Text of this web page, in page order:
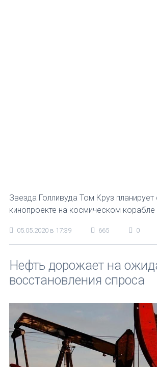
Звезда Голливуда Том Круз планирует
кинопроекте на космическом
05.05.2020 в 17:39 665 0
Нефть дорожает на
восстановления спроса